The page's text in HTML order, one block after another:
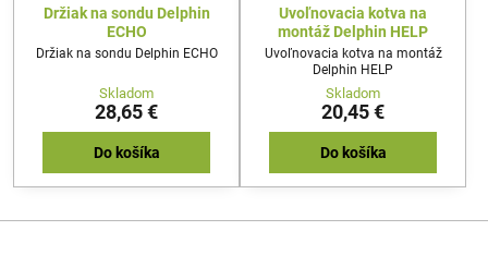
Držiak na sondu Delphin
ECHO
Držiak na sondu Delphin ECHO
Skladom
28,65 €
Do košíka
Uvoľnovacia kotva na
montáž Delphin HELP
Uvoľnovacia kotva na montáž
Delphin HELP
Skladom
20,45 €
Do košíka